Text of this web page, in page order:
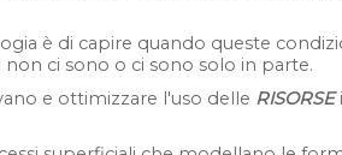
è di capire quando queste
ci sono o ci sono solo in parte.
e ottimizzare l'uso delle RISORSE